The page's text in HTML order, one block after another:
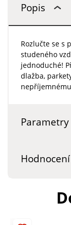
Popis
Rozlučte se s
studeného
jednoduché!
dlažba,
Parametry
Hodnocení